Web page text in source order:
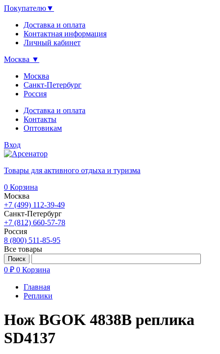
Покупателю▼
Доставка и оплата
Контактная информация
Личный кабинет
Москва ▼
Москва
Санкт-Петербург
Россия
Доставка и оплата
Контакты
Оптовикам
Вход
Товары для активного отдыха и туризма
0 Корзина
Москва
+7 (499) 112-39-49
Санкт-Петербург
+7 (812) 660-57-78
Россия
8 (800) 511-85-95
Все товары
0 ₽ 0 Корзина
Главная
Реплики
Нож BGOK 4838B реплика
SD4137